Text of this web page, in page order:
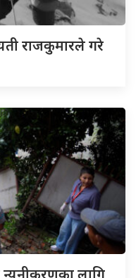
राजकुमारले गरे